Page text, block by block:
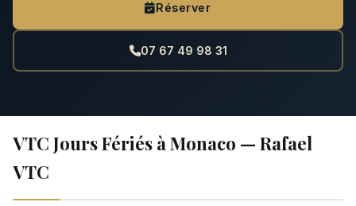
Réserver
07 67 49 98 31
VTC Jours Fériés à Monaco — Rafael
VTC